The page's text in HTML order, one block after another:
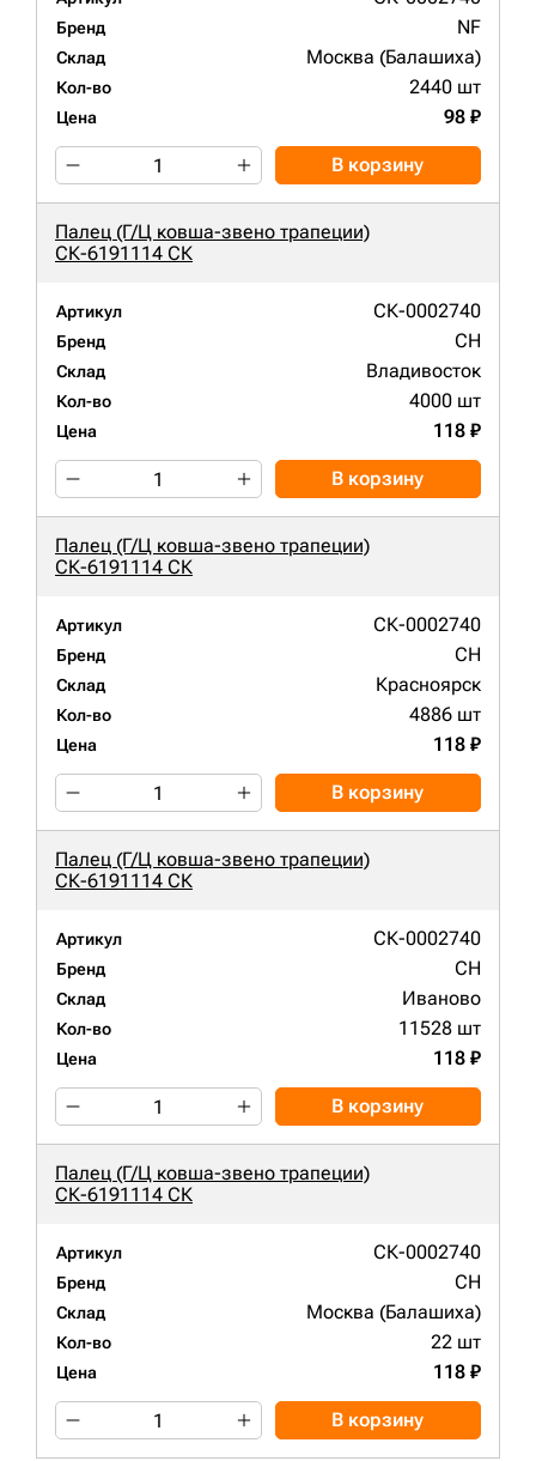
Бренд NF
Склад Москва (Балашиха)
Кол-во 2440 шт
Цена 98 ₽
В корзину
Палец (Г/Ц ковша-звено трапеции)
СК-6191114 СК
Артикул СК-0002740
Бренд CH
Склад Владивосток
Кол-во 4000 шт
Цена 118 ₽
В корзину
Палец (Г/Ц ковша-звено трапеции)
СК-6191114 СК
Артикул СК-0002740
Бренд CH
Склад Красноярск
Кол-во 4886 шт
Цена 118 ₽
В корзину
Палец (Г/Ц ковша-звено трапеции)
СК-6191114 СК
Артикул СК-0002740
Бренд CH
Склад Иваново
Кол-во 11528 шт
Цена 118 ₽
В корзину
Палец (Г/Ц ковша-звено трапеции)
СК-6191114 СК
Артикул СК-0002740
Бренд CH
Склад Москва (Балашиха)
Кол-во 22 шт
Цена 118 ₽
В корзину